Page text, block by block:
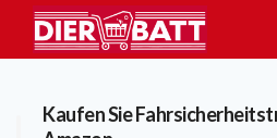
Kaufen Sie